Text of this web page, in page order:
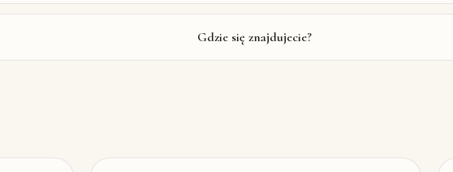
Gdzie się znajdujecie?